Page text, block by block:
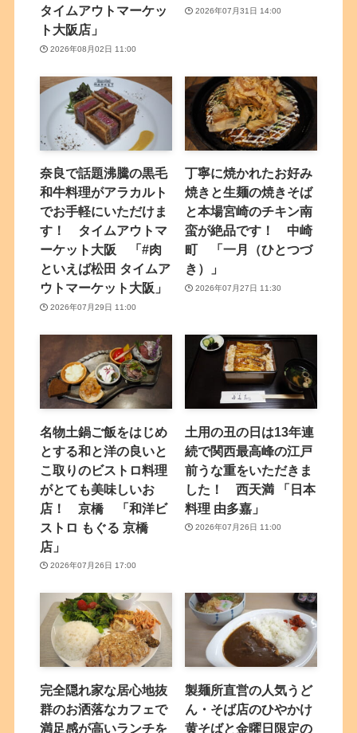
タイムアウトマーケッ
ト大阪店」
2026年08月02日 11:00
2026年07月31日 14:00
奈良で話題沸騰の黒毛
和牛料理がアラカルト
でお手軽にいただけま
す！ タイムアウトマ
ーケット大阪 「#肉
といえば松田 タイムア
ウトマーケット大阪」
2026年07月29日 11:00
丁寧に焼かれたお好み
焼きと生麺の焼きそば
と本場宮崎のチキン南
蛮が絶品です！ 中崎
町 「一月（ひとつづ
き）」
2026年07月27日 11:30
名物土鍋ご飯をはじめ
とする和と洋の良いと
こ取りのビストロ料理
がとても美味しいお
店！ 京橋 「和洋ビ
ストロ もぐる 京橋
店」
2026年07月26日 17:00
土用の丑の日は13年連
続で関西最高峰の江戸
前うな重をいただきま
した！ 西天満 「日本
料理 由多嘉」
2026年07月26日 11:00
完全隠れ家な居心地抜
群のお洒落なカフェで
満足感が高いランチを
製麺所直営の人気うど
ん・そば店のひやかけ
黄そばと金曜日限定の